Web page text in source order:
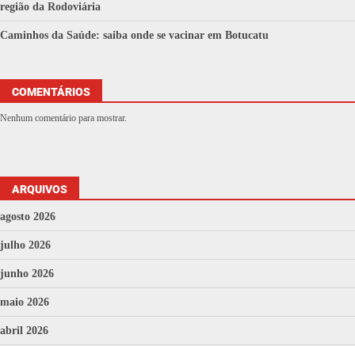
região da Rodoviária
Caminhos da Saúde: saiba onde se vacinar em Botucatu
COMENTÁRIOS
Nenhum comentário para mostrar.
ARQUIVOS
agosto 2026
julho 2026
junho 2026
maio 2026
abril 2026